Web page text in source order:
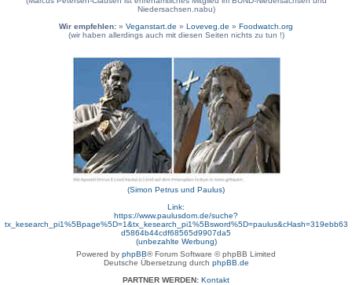
Niedersachsen.nabu)
Wir empfehlen: » Veganstart.de » Loveveg.de » Foodwatch.org
(wir haben allerdings auch mit diesen Seiten nichts zu tun !)
(Simon Petrus und Paulus)
Link:
https://www.paulusdom.de/suche?
tx_kesearch_pi1%5Bpage%5D=1&tx_kesearch_pi1%5Bsword%5D=paulus&cHash=319ebb63
d5864b44cdf68565d9907da5
(unbezahlte Werbung)
Powered by phpBB® Forum Software © phpBB Limited
Deutsche Übersetzung durch phpBB.de
PARTNER WERDEN: Kontakt